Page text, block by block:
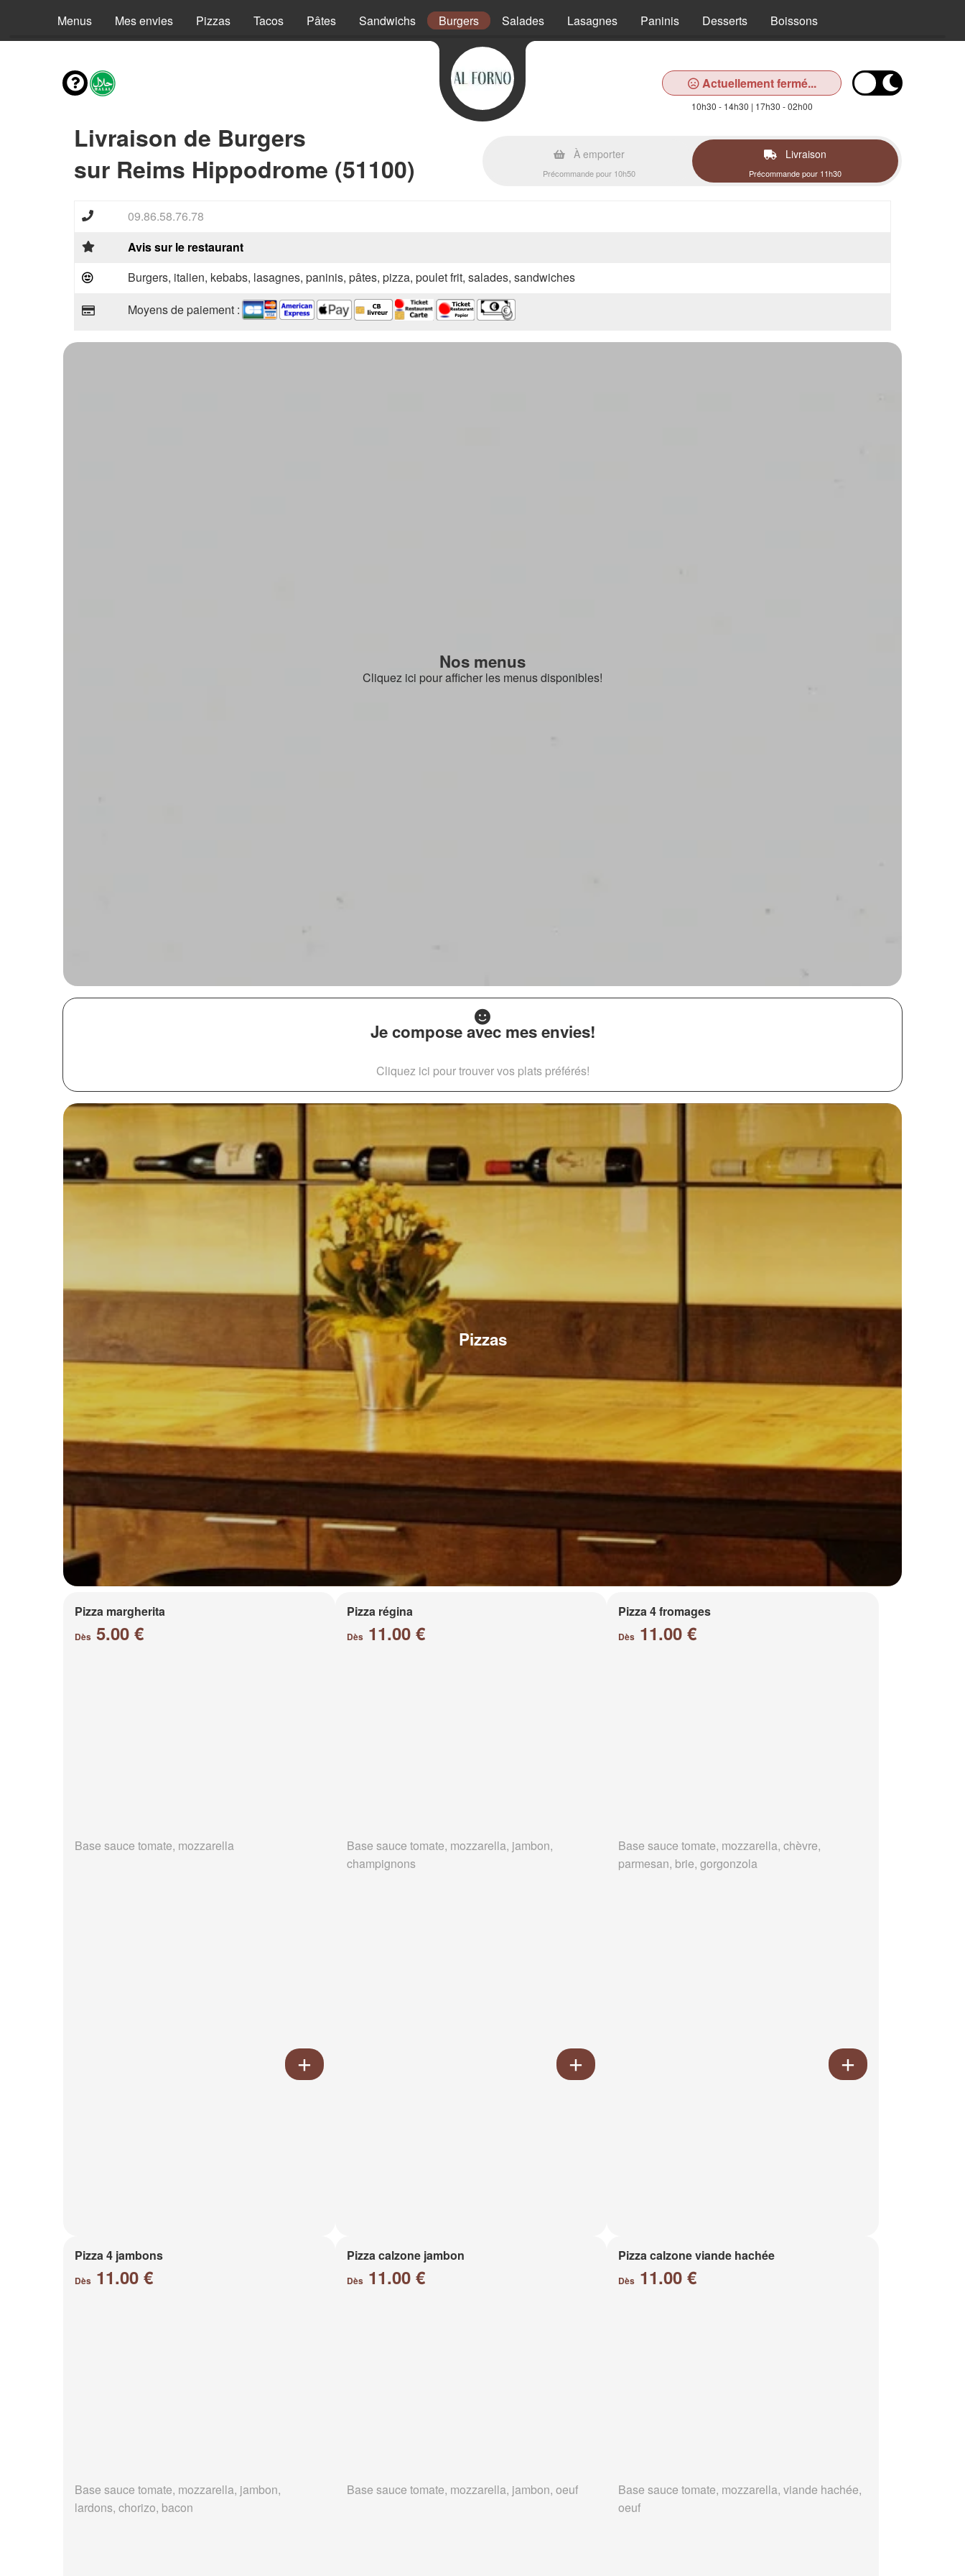
Menus Mes envies Pizzas Tacos Pâtes Sandwichs Burgers Salades Lasagnes Paninis Desserts Boissons
Actuellement fermé...
10h30 - 14h30 | 17h30 - 02h00
Livraison de Burgers
sur Reims Hippodrome (51100)
À emporter
Précommande pour 10h50
Livraison
Précommande pour 11h30
09.86.58.76.78
Avis sur le restaurant
Burgers, italien, kebabs, lasagnes, paninis, pâtes, pizza, poulet frit, salades, sandwiches
Moyens de paiement :
Nos menus
Cliquez ici pour afficher les menus disponibles!
Je compose avec mes envies!
Cliquez ici pour trouver vos plats préférés!
Pizzas
Pizza margherita
Dès 5.00 €
Base sauce tomate, mozzarella
Pizza régina
Dès11.00 €
Base sauce tomate, mozzarella, jambon,
champignons
Pizza 4 fromages
Dès 11.00 €
Base sauce tomate, mozzarella, chèvre,
parmesan, brie, gorgonzola
Pizza 4 jambons
Dès 11.00 €
Base sauce tomate, mozzarella, jambon,
lardons, chorizo, bacon
Pizza calzone jambon
Dès11.00 €
Base sauce tomate, mozzarella, jambon, oeuf
Pizza calzone viande hachée
Dès 11.00 €
Base sauce tomate, mozzarella, viande hachée,
oeuf